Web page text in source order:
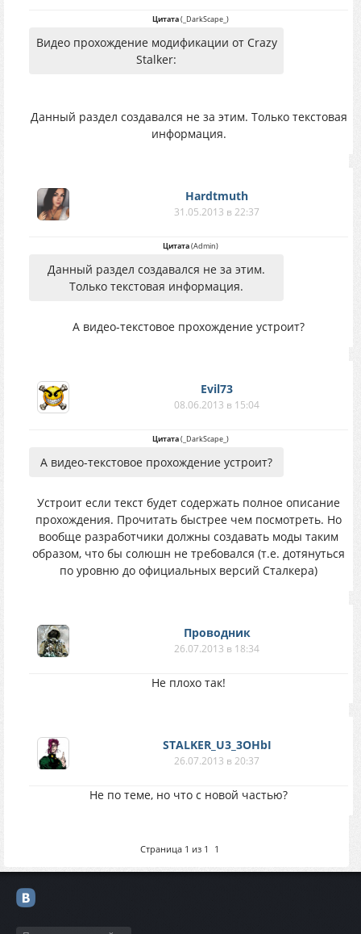
Цитата( _DarkScape_ )
Видео прохождение модификации от Crazy
Stalker:
Данный раздел создавался не за этим. Только текстовая
информация.
Hardtmuth
31.05.2013 в 22:37
Цитата(Аdmin)
Данный раздел создавался не за этим.
Только текстовая информация.
А видео-текстовое прохождение устроит?
Evil73
08.06.2013 в 15:04
Цитата( _DarkScape_ )
А видео-текстовое прохождение устроит?
Устроит если текст будет содержать полное описание
прохождения. Прочитать быстрее чем посмотреть. Но
вообще разработчики должны создавать моды таким
образом, что бы солюшн не требовался (т.е. дотянуться
по уровню до официальных версий Сталкера)
Проводник
26.07.2013 в 18:34
Не плохо так!
STALKER_U3_3OHbI
26.07.2013 в 20:37
Не по теме, но что с новой частью?
Страница 1 из 1 1